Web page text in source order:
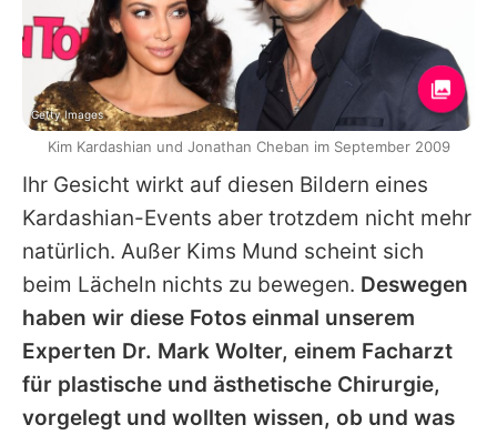
Ihr Gesicht wirkt auf diesen Bildern eines
Kardashian-Events aber trotzdem nicht mehr
natürlich. Außer Kims Mund scheint sich
beim Lächeln nichts zu bewegen. Deswegen
haben wir diese Fotos einmal unserem
Experten Dr. Mark Wolter, einem Facharzt
für plastische und ästhetische Chirurgie,
vorgelegt und wollten wissen, ob und was
Getty Images
Kim Kardashian und Jonathan Cheban im September 2009